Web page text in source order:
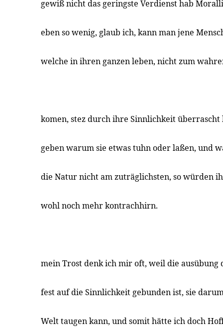
gewiß nicht das geringste Verdienst hab
eben so wenig, glaub ich, kann man jene
welche in ihren ganzen leben, nicht zum
komen, stez durch ihre Sinnlichkeit überrascht
geben warum sie etwas tuhn oder laßen, und
die Natur nicht am zuträglichsten, so würden
wohl noch mehr kontrachhirn.
mein Trost denk ich mir oft, weil die
fest auf die Sinnlichkeit gebunden ist, sie
Welt taugen kann, und somit hätte ich doch